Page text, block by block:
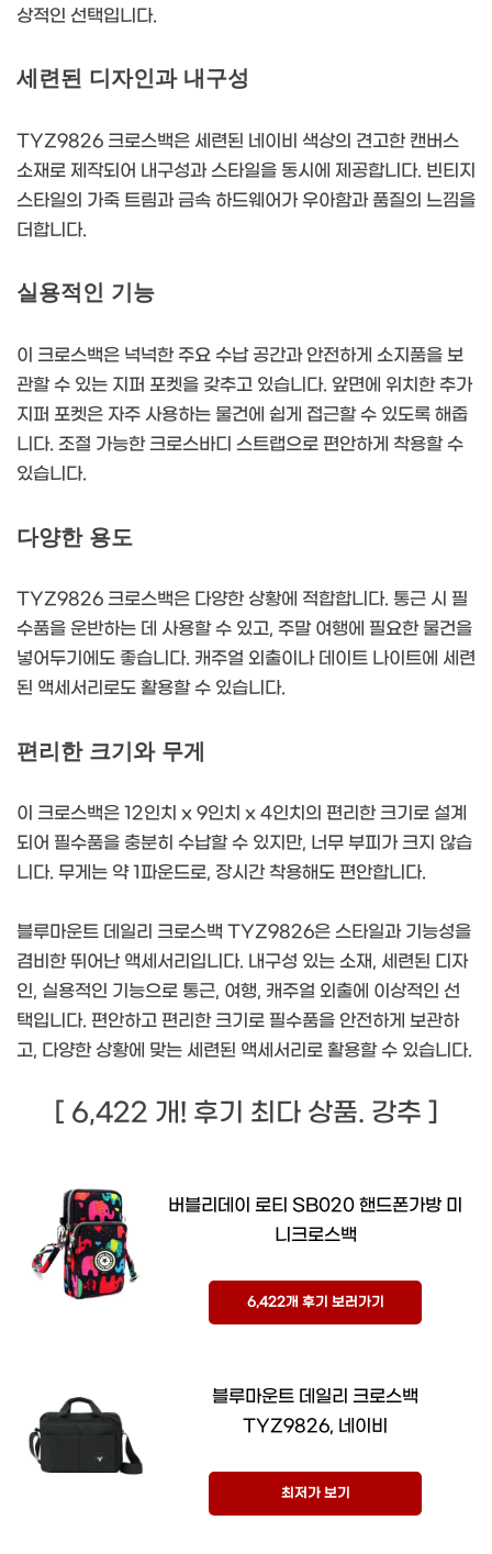
상적인 선택입니다.
세련된 디자인과 내구성
TYZ9826 크로스백은 세련된 네이비 색상의 견고한 캔버스
소재로 제작되어 내구성과 스타일을 동시에 제공합니다. 빈티지
스타일의 가죽 트림과 금속 하드웨어가 우아함과 품질의 느낌을
더합니다.
실용적인 기능
이 크로스백은 넉넉한 주요 수납 공간과 안전하게 소지품을 보
관할 수 있는 지퍼 포켓을 갖추고 있습니다. 앞면에 위치한 추가
지퍼 포켓은 자주 사용하는 물건에 쉽게 접근할 수 있도록 해줍
니다. 조절 가능한 크로스바디 스트랩으로 편안하게 착용할 수
있습니다.
다양한 용도
TYZ9826 크로스백은 다양한 상황에 적합합니다. 통근 시 필
수품을 운반하는 데 사용할 수 있고, 주말 여행에 필요한 물건을
넣어두기에도 좋습니다. 캐주얼 외출이나 데이트 나이트에 세련
된 액세서리로도 활용할 수 있습니다.
편리한 크기와 무게
이 크로스백은 12인치 x 9인치 x 4인치의 편리한 크기로 설계
되어 필수품을 충분히 수납할 수 있지만, 너무 부피가 크지 않습
니다. 무게는 약 1파운드로, 장시간 착용해도 편안합니다.
블루마운트 데일리 크로스백 TYZ9826은 스타일과 기능성을
겸비한 뛰어난 액세서리입니다. 내구성 있는 소재, 세련된 디자
인, 실용적인 기능으로 통근, 여행, 캐주얼 외출에 이상적인 선
택입니다. 편안하고 편리한 크기로 필수품을 안전하게 보관하
고, 다양한 상황에 맞는 세련된 액세서리로 활용할 수 있습니다.
[ 6,422 개! 후기 최다 상품. 강추 ]
버블리데이 로티 SB020 핸드폰가방 미
니크로스백
6,422개 후기 보러가기
블루마운트 데일리 크로스백
TYZ9826, 네이비
최저가 보기